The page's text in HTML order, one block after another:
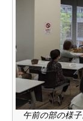
午前の部の様